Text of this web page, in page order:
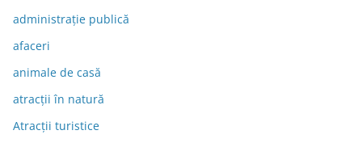
administraţie publică
afaceri
animale de casă
atracții în natură
Atracții turistice